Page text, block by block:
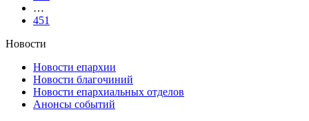
…
451
Новости
Новости епархии
Новости благочиний
Новости епархиальных отделов
Анонсы событий